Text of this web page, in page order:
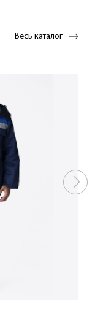
Весь каталог